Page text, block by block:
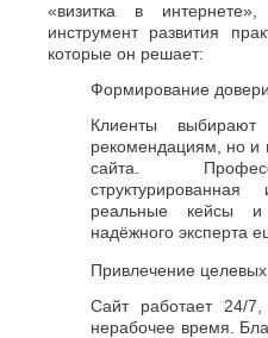
«визитка в
инструмент развития
которые он решает:
Формирование
Клиенты
рекомендациям, но и
сайта.
реальные кейсы
надёжного эксперта
Привлечение целевых
Сайт работает 24/
нерабочее время.